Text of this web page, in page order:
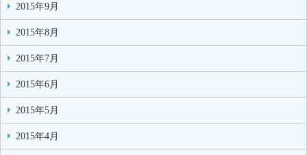
2015年9月
2015年8月
2015年7月
2015年6月
2015年5月
2015年4月